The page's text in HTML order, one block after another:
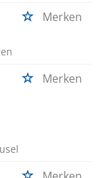
Merken
Merken